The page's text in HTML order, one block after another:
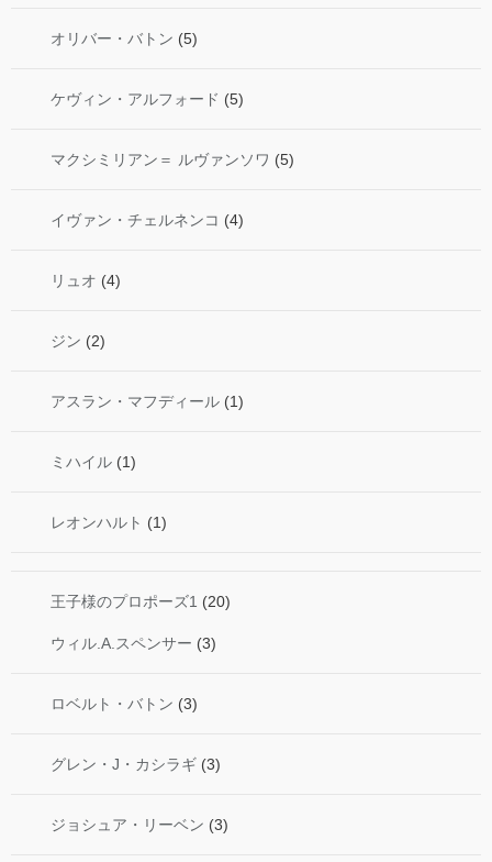
オリバー・バトン (5)
ケヴィン・アルフォード (5)
マクシミリアン＝ ルヴァンソワ (5)
イヴァン・チェルネンコ (4)
リュオ (4)
ジン (2)
アスラン・マフディール (1)
ミハイル (1)
レオンハルト (1)
王子様のプロポーズ1 (20)
ウィル.A.スペンサー (3)
ロベルト・バトン (3)
グレン・J・カシラギ (3)
ジョシュア・リーベン (3)